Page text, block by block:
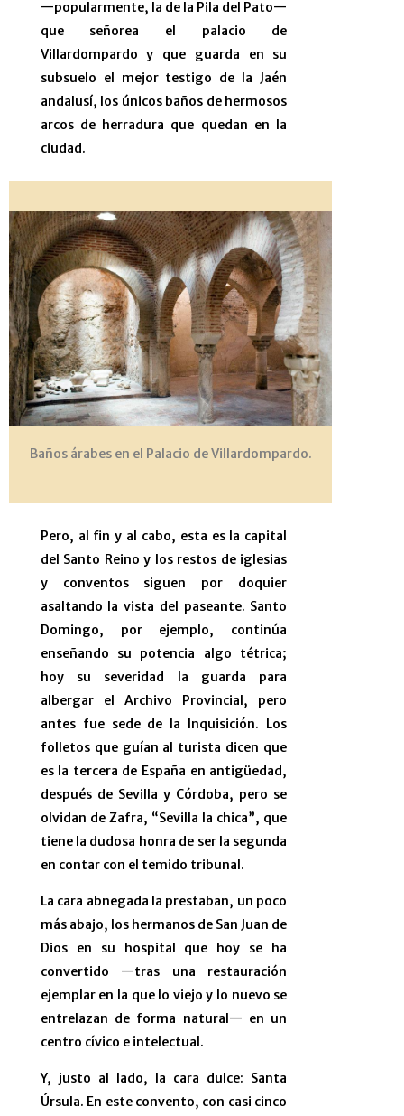
—popularmente, la de la Pila del Pato—
que señorea el palacio de
Villardompardo y que guarda en su
subsuelo el mejor testigo de la Jaén
andalusí, los únicos baños de hermosos
arcos de herradura que quedan en la
ciudad.
Baños árabes en el Palacio de Villardompardo.
Pero, al fin y al cabo, esta es la capital
del Santo Reino y los restos de iglesias
y conventos siguen por doquier
asaltando la vista del paseante. Santo
Domingo, por ejemplo, continúa
enseñando su potencia algo tétrica;
hoy su severidad la guarda para
albergar el Archivo Provincial, pero
antes fue sede de la Inquisición. Los
folletos que guían al turista dicen que
es la tercera de España en antigüedad,
después de Sevilla y Córdoba, pero se
olvidan de Zafra, “Sevilla la chica”, que
tiene la dudosa honra de ser la segunda
en contar con el temido tribunal.
La cara abnegada la prestaban, un poco
más abajo, los hermanos de San Juan de
Dios en su hospital que hoy se ha
convertido —tras una restauración
ejemplar en la que lo viejo y lo nuevo se
entrelazan de forma natural— en un
centro cívico e intelectual.
Y, justo al lado, la cara dulce: Santa
Úrsula. En este convento, con casi cinco